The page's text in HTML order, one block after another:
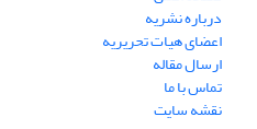
درباره نشریه
اعضای هیات تحریریه
ارسال مقاله
تماس با ما
نقشه سایت